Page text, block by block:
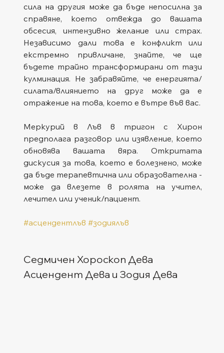
сила на другия може да бъде непосилна за
справяне, което отвежда до вашата
обсесия, интензивно желание или страх.
Независимо дали това е конфликт или
екстремно привличане, знайте, че ще
бъдете трайно трансформирани от тази
кулминация. Не забравяйте, че енергията/
силата/влиянието на друг може да е
отражение на това, което е вътре във вас.
Меркурий в Лъв в тригон с Хирон
предполага разговор или изявление, което
обновява вашата вяра. Откритата
дискусия за това, което е болезнено, може
да бъде терапевтична или образователна -
може да влезете в ролята на учител,
лечител или ученик/пациент.
#асцендентлъв #зодиялъв
Седмичен Хороскоп Дева
Асцендент Дева и Зодия Дева